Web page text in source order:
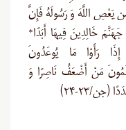
مَن يَعْصِ اللَّهَ وَ رَسُولَهُ فَإِنَّ
جَهَنَّمَ خَالِدِينَ فِيهَا أَبَدًا*
رَأَوْا مَا يُوعَدُونَ
مَنْ أَضْعَفُ نَاصِرًا وَ
(جن/۲۳-۲۴)